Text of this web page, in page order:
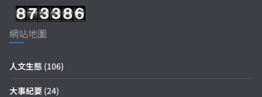
網站地圖
人文生態 (106)
大事紀要 (24)